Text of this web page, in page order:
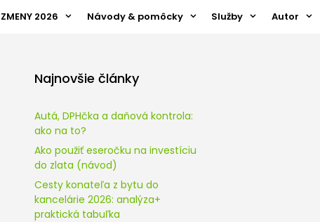
ZMENY 2026 Návody & pomôcky Služby Autor
Najnovšie články
Autá, DPHčka a daňová kontrola:
ako na to?
Ako použiť eseročku na investíciu
do zlata (návod)
Cesty konateľa z bytu do
kancelárie 2026: analýza+
praktická tabuľka